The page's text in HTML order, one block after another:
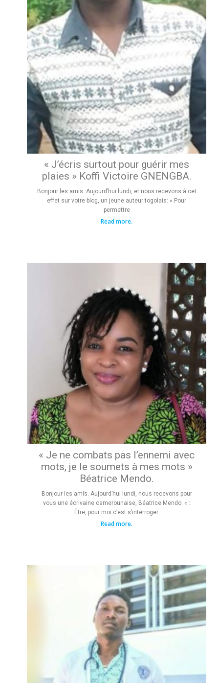
« J’écris surtout pour guérir mes
plaies » Koffi Victoire GNENGBA.
Bonjour les amis. Aujourd’hui lundi, et nous recevons à cet
effet sur votre blog, un jeune auteur togolais: « Pour
permettre
Read more.
« Je ne combats pas l’ennemi avec
mots, je le soumets à mes mots »
Béatrice Mendo.
Bonjour les amis. Aujourd’hui lundi, nous recevons pour
vous une écrivaine camerounaise, Béatrice Mendo: « :
Être, pour moi c’est s’interroger.
Read more.